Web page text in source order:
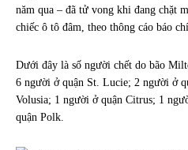
năm qua – đã tử vong khi đang chặt
chiếc ô tô đâm, theo thông cáo báo
Dưới đây là số người chết do bão
6 người ở quận St. Lucie; 2 người ở
Volusia; 1 người ở quận Citrus; 1
quận Polk.